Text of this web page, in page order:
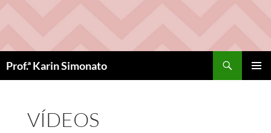
conteúdo
Prof.ª Karin Simonato
VÍDEOS